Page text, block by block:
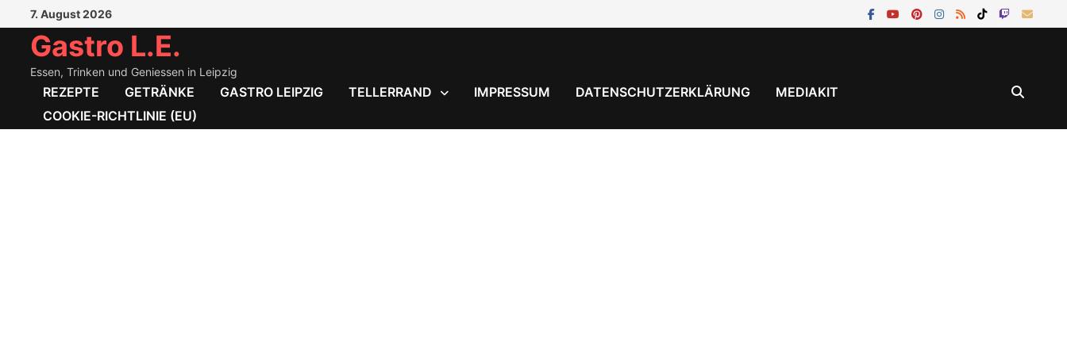
Inhalt
springen
7. August 2026
Gastro L.E.
Essen, Trinken und Geniessen in Leipzig
REZEPTE GETRÄNKE GASTRO LEIPZIG TELLERRAND IMPRESSUM DATENSCHUTZERKLÄRUNG
MEDIAKIT
COOKIE-RICHTLINIE (EU)